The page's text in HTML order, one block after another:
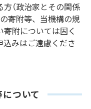
（政治家とその関係
の寄附等、当機構の規
附については固く
みはご遠慮くださ
ついて